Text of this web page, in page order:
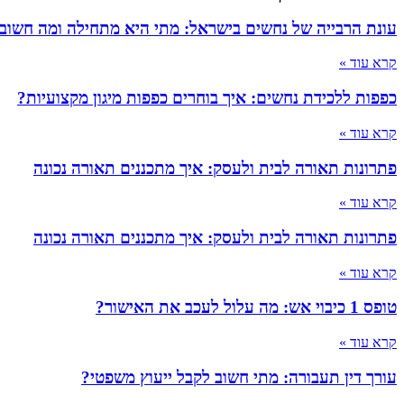
עונת הרבייה של נחשים בישראל: מתי היא מתחילה ומה
קרא עוד »
כפפות ללכידת נחשים: איך בוחרים כפפות מיגון מקצועיות?
קרא עוד »
פתרונות תאורה לבית ולעסק: איך מתכננים תאורה נכונה
קרא עוד »
פתרונות תאורה לבית ולעסק: איך מתכננים תאורה נכונה
קרא עוד »
טופס 1 כיבוי אש: מה עלול לעכב את האישור?
קרא עוד »
עורך דין תעבורה: מתי חשוב לקבל ייעוץ משפטי?